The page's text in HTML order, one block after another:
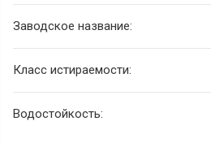
Заводское название:
Класс истираемости:
Водостойкость: